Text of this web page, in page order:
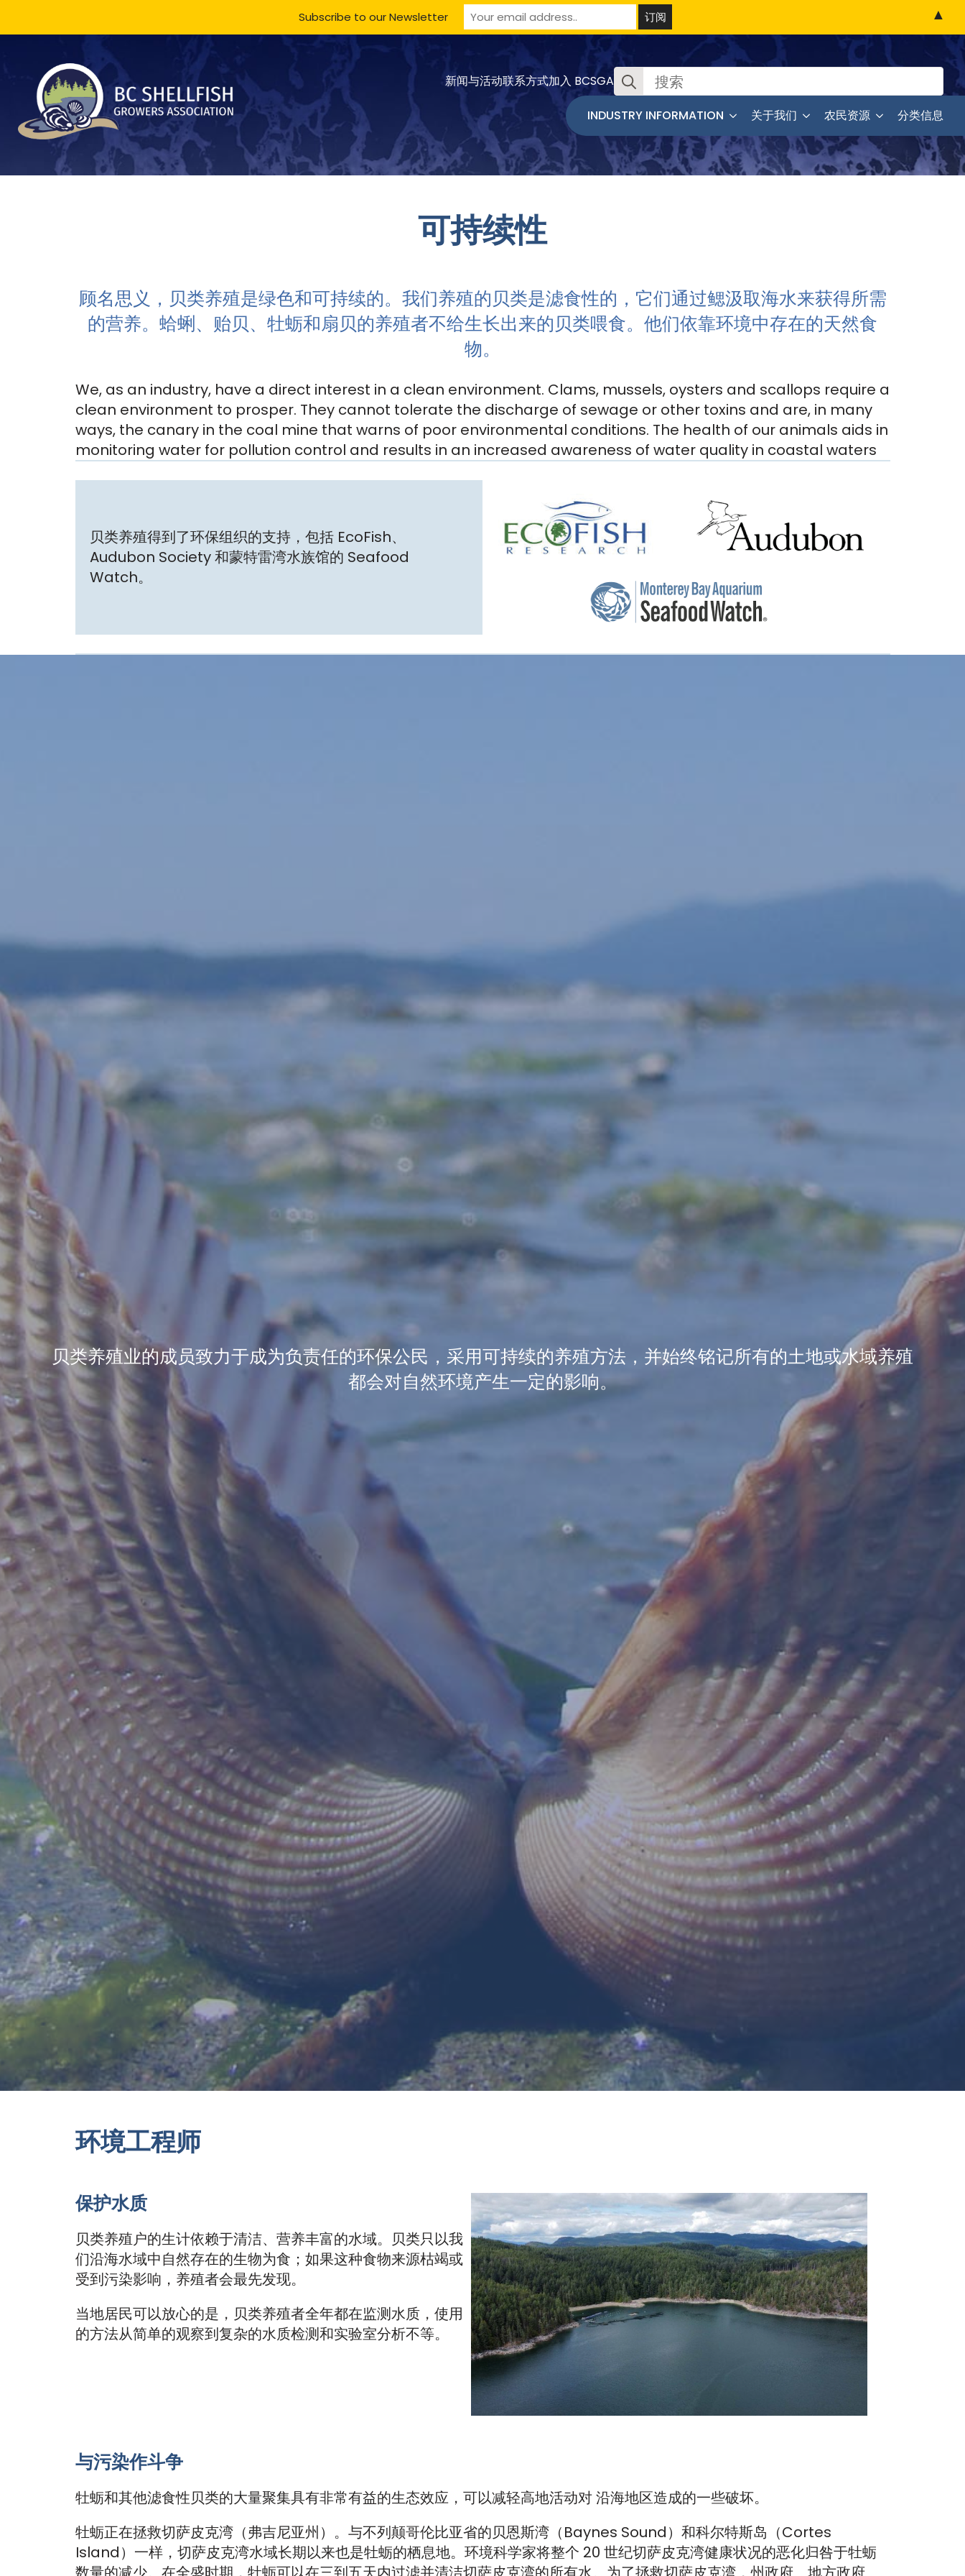
新闻与活动联系方式加入 BCSGA 搜
索
INDUSTRY INFORMATION 关于我们 农民资源 分类信息
可持续性
顾名思义，贝类养殖是绿色和可持续的。我们养殖的贝类是滤食性的，它们通过鳃汲取海水来获得所需
的营养。蛤蜊、贻贝、牡蛎和扇贝的养殖者不给生长出来的贝类喂食。他们依靠环境中存在的天然食
物。
We, as an industry, have a direct interest in a clean environment. Clams, mussels, oysters and scallops require a
clean environment to prosper. They cannot tolerate the discharge of sewage or other toxins and are, in many
ways, the canary in the coal mine that warns of poor environmental conditions. The health of our animals aids in
monitoring water for pollution control and results in an increased awareness of water quality in coastal waters
贝类养殖得到了环保组织的支持，包括 EcoFish、
Audubon Society 和蒙特雷湾水族馆的 Seafood
Watch。
贝类养殖业的成员致力于成为负责任的环保公民，采用可持续的养殖方法，并始终铭记所有的土地或水域养殖
都会对自然环境产生一定的影响。
环境工程师
保护水质
贝类养殖户的生计依赖于清洁、营养丰富的水域。贝类只以我
们沿海水域中自然存在的生物为食；如果这种食物来源枯竭或
受到污染影响，养殖者会最先发现。
当地居民可以放心的是，贝类养殖者全年都在监测水质，使用
的方法从简单的观察到复杂的水质检测和实验室分析不等。
与污染作斗争
牡蛎和其他滤食性贝类的大量聚集具有非常有益的生态效应，可以减轻高地活动对 沿海地区造成的一些破坏。
牡蛎正在拯救切萨皮克湾（弗吉尼亚州）。与不列颠哥伦比亚省的贝恩斯湾（Baynes Sound）和科尔特斯岛（Cortes
Island）一样，切萨皮克湾水域长期以来也是牡蛎的栖息地。环境科学家将整个 20 世纪切萨皮克湾健康状况的恶化归咎于牡蛎
Subscribe to our Newsletter ▲